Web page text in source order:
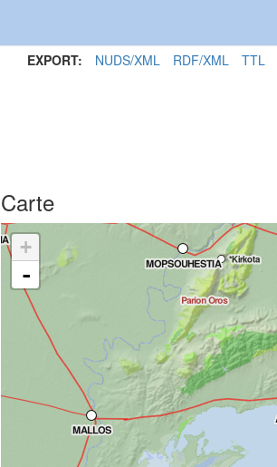
EXPORT: NUDS/XML RDF/XML TTL
Carte
+
-